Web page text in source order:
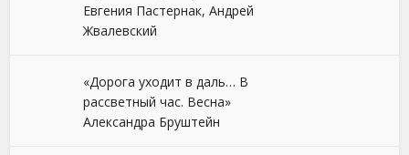
Евгения Пастернак, Андрей
Жвалевский
«Дорога уходит в даль… В
рассветный час. Весна»
Александра Бруштейн